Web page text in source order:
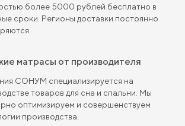
160х200 см
200х200 см
жесткости 200 на 200
средней жесткости
более 5000 рублей бесплатно в
сроки. Регионы доставки постоянно
матрасы от производителя
СОНУМ специализируется на
товаров для сна и спальни. Мы
оптимизируем и совершенствуем
производства.